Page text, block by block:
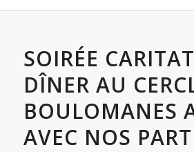
SOIRÉE
DÎNER AU
BOULOMANES
AVEC NOS